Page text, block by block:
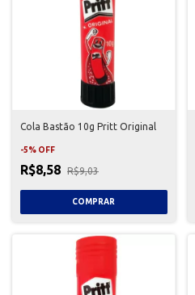
Cola Bastão 10g Pritt Original
-5% OFF
R$8,58 R$9,03